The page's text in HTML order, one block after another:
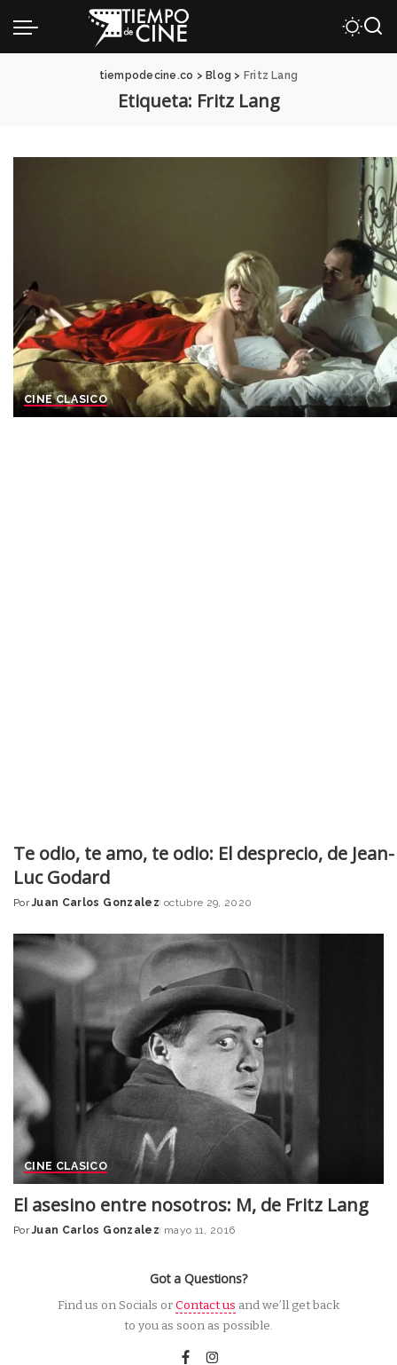
tiempodecine.co > Blog > Fritz Lang
Etiqueta: Fritz Lang
CINE CLASICO
Te odio, te amo, te odio: El desprecio, de Jean-
Luc Godard
Posted
Por Juan Carlos Gonzalez octubre 29, 2020
CINE CLASICO
El asesino entre nosotros: M, de Fritz Lang
Posted
Por Juan Carlos Gonzalez mayo 11, 2016
Got a Questions?
Find us on Socials orContact us and we’ll get back
to you as soon as possible.